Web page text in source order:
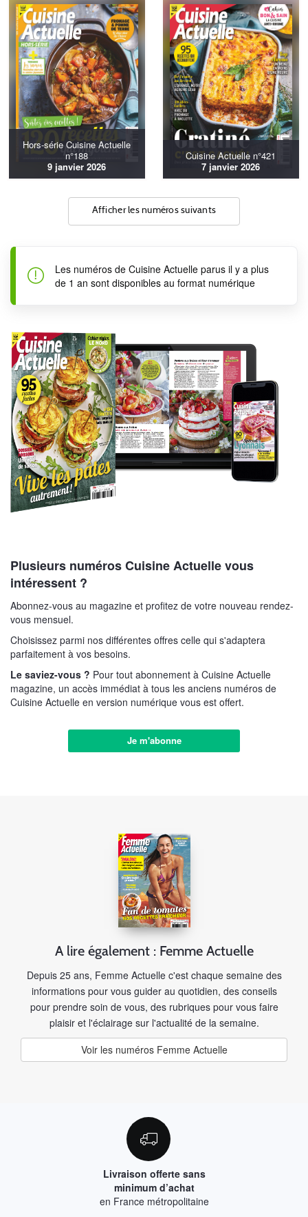
Hors-série Cuisine Actuelle
n°188
9 janvier 2026
Cuisine Actuelle n°421
7 janvier 2026
Afficher les numéros suivants
Les numéros de Cuisine Actuelle parus il y a plus
de 1 an sont disponibles au format numérique
Plusieurs numéros Cuisine Actuelle vous
intéressent ?
Abonnez-vous au magazine et profitez de votre nouveau rendez-
vous mensuel.
Choisissez parmi nos différentes offres celle qui s'adaptera
parfaitement à vos besoins.
Le saviez-vous ? Pour tout abonnement à Cuisine Actuelle
magazine, un accès immédiat à tous les anciens numéros de
Cuisine Actuelle en version numérique vous est offert.
Je m'abonne
A lire également : Femme Actuelle
Depuis 25 ans, Femme Actuelle c'est chaque semaine des
informations pour vous guider au quotidien, des conseils
pour prendre soin de vous, des rubriques pour vous faire
plaisir et l'éclairage sur l'actualité de la semaine.
Voir les numéros Femme Actuelle
Livraison offerte sans
minimum d’achat
en France métropolitaine